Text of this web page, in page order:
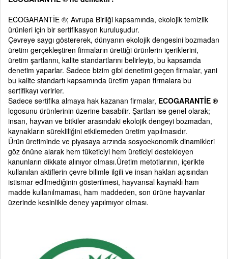
ECOGARANTİE ®; Avrupa Birliği kapsamında, ekolojik temizlik
ürünleri için bir sertifikasyon kuruluşudur.
Çevreye saygı göstererek, dünyanın ekolojik dengesini bozmadan
üretim gerçekleştiren firmaların ürettiği ürünlerin içeriklerini,
üretim şartlarını, kalite standartlarını belirleyip, bu kapsamda
denetim yaparlar. Sadece bizim gibi denetimi geçen firmalar, yani
bu kalite standartı kapsamında üretim yapan firmalara bu
sertifikayı verirler.
Sadece sertifika almaya hak kazanan firmalar, ECOGARANTİE ®
logosunu ürünlerinin üzerine basabilir. Şartları ise genel olarak;
insan, hayvan ve bitkiler arasındaki ekolojik dengeyi bozmadan,
kaynakların sürekliliğini etkilemeden üretim yapılmasıdır.
Ürün üretiminde ve piyasaya arzında sosyoekonomik dinamikleri
göz önüne alarak hem tüketiciyi hem üreticiyi destekleyen
kanunların dikkate alınıyor olması.Üretim metotlarının, içerikte
kullanılan aktiflerin çevre bilimle ilgili ve insan hakları açısından
istismar edilmediğinin gösterilmesi, hayvansal kaynaklı ham
madde kullanılmaması, ham maddeden, son ürüne hayvanlar
üzerinde kesinlikle deney yapılmıyor olması.